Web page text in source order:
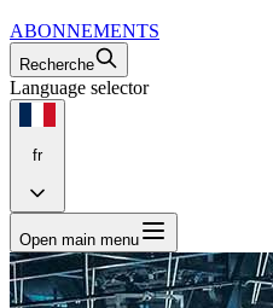
ABONNEMENTS
Recherche
Language selector
fr
Open main menu